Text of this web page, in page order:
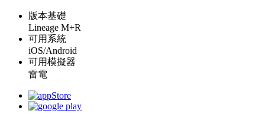
版本基礎
Lineage M+R
可用系統
iOS/Android
可用模擬器
雷電